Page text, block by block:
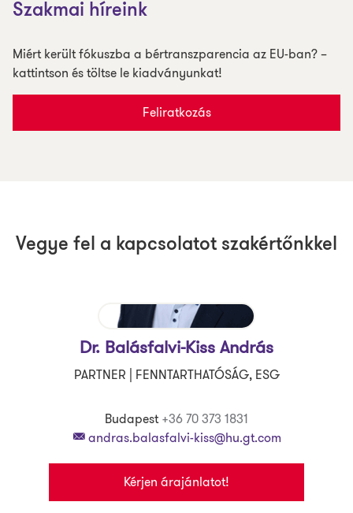
Szakmai híreink
Miért került fókuszba a bértranszparencia az EU-ban? –
kattintson és töltse le kiadványunkat!
Feliratkozás
Vegye fel a kapcsolatot szakértőnkkel
Dr. Balásfalvi-Kiss András
PARTNER | FENNTARTHATÓSÁG, ESG
Budapest +36 70 373 1831
andras.balasfalvi-kiss@hu.gt.com
Kérjen árajánlatot!